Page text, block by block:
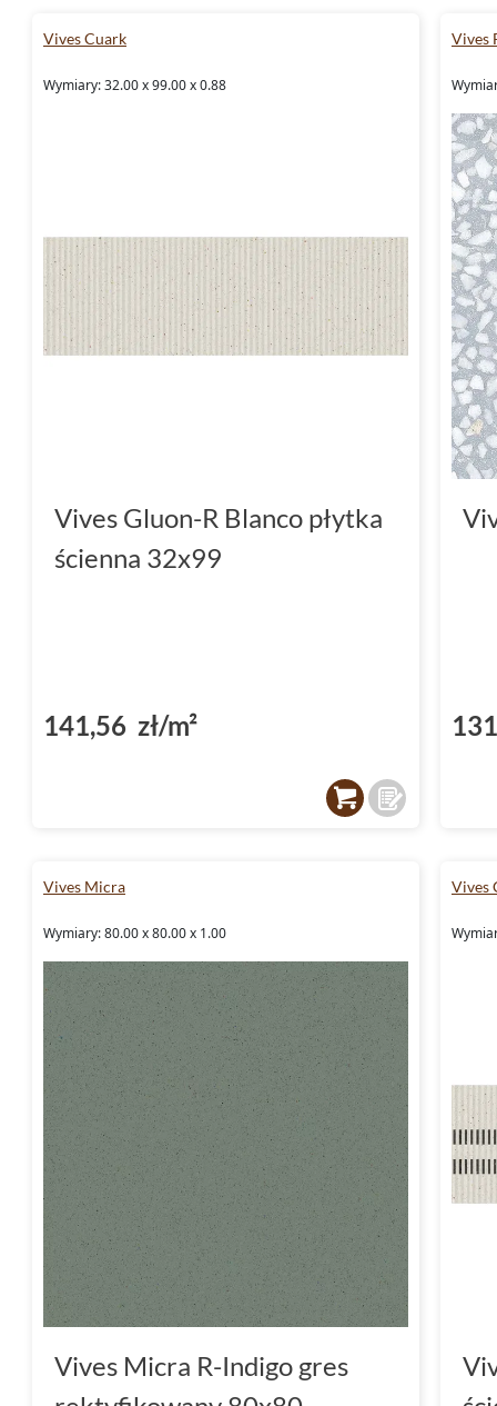
Vives Cuark
Wymiary: 32.00 x 99.00 x 0.88
Vives Gluon-R Blanco płytka
ścienna 32x99
141,56 zł/m²
Vives
Vives Micra
Wymiary: 80.00 x 80.00 x 1.00
Vives Micra R-Indigo gres
Vives